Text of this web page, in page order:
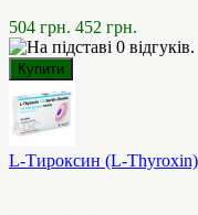
504 грн. 452 грн.
L-Тироксин (L-Thyroxin)